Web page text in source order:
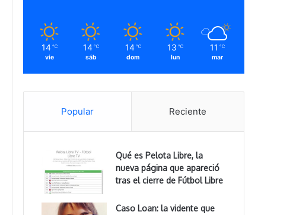
14 ℃
vie
14 ℃
sáb
14 ℃
dom
13 ℃
lun
11 ℃
mar
Popular Reciente
Qué es Pelota Libre, la
nueva página que apareció
tras el cierre de Fútbol Libre
Caso Loan: la vidente que